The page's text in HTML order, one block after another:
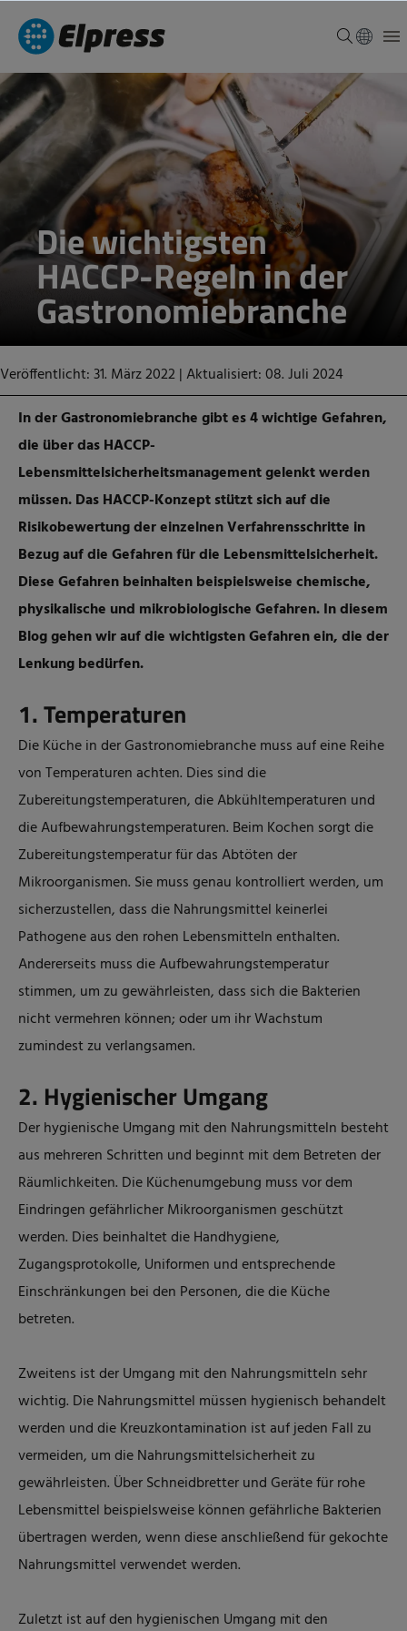
Die wichtigsten
HACCP-Regeln in der
Gastronomiebranche
Veröffentlicht: 31. März 2022|Aktualisiert: 08. Juli 2024
In der Gastronomiebranche gibt es 4 wichtige Gefahren,
die über das HACCP-
Lebensmittelsicherheitsmanagement gelenkt werden
müssen. Das HACCP-Konzept stützt sich auf die
Risikobewertung der einzelnen Verfahrensschritte in
Bezug auf die Gefahren für die Lebensmittelsicherheit.
Diese Gefahren beinhalten beispielsweise chemische,
physikalische und mikrobiologische Gefahren. In diesem
Blog gehen wir auf die wichtigsten Gefahren ein, die der
Lenkung bedürfen.
1. Temperaturen
Die Küche in der Gastronomiebranche muss auf eine Reihe
von Temperaturen achten. Dies sind die
Zubereitungstemperaturen, die Abkühltemperaturen und
die Aufbewahrungstemperaturen. Beim Kochen sorgt die
Zubereitungstemperatur für das Abtöten der
Mikroorganismen. Sie muss genau kontrolliert werden, um
sicherzustellen, dass die Nahrungsmittel keinerlei
Pathogene aus den rohen Lebensmitteln enthalten.
Andererseits muss die Aufbewahrungstemperatur
stimmen, um zu gewährleisten, dass sich die Bakterien
nicht vermehren können; oder um ihr Wachstum
zumindest zu verlangsamen.
2. Hygienischer Umgang
Der hygienische Umgang mit den Nahrungsmitteln besteht
aus mehreren Schritten und beginnt mit dem Betreten der
Räumlichkeiten. Die Küchenumgebung muss vor dem
Eindringen gefährlicher Mikroorganismen geschützt
werden. Dies beinhaltet die Handhygiene,
Zugangsprotokolle, Uniformen und entsprechende
Einschränkungen bei den Personen, die die Küche
betreten.
Zweitens ist der Umgang mit den Nahrungsmitteln sehr
wichtig. Die Nahrungsmittel müssen hygienisch behandelt
werden und die Kreuzkontamination ist auf jeden Fall zu
vermeiden, um die Nahrungsmittelsicherheit zu
gewährleisten. Über Schneidbretter und Geräte für rohe
Lebensmittel beispielsweise können gefährliche Bakterien
übertragen werden, wenn diese anschließend für gekochte
Nahrungsmittel verwendet werden.
Zuletzt ist auf den hygienischen Umgang mit den